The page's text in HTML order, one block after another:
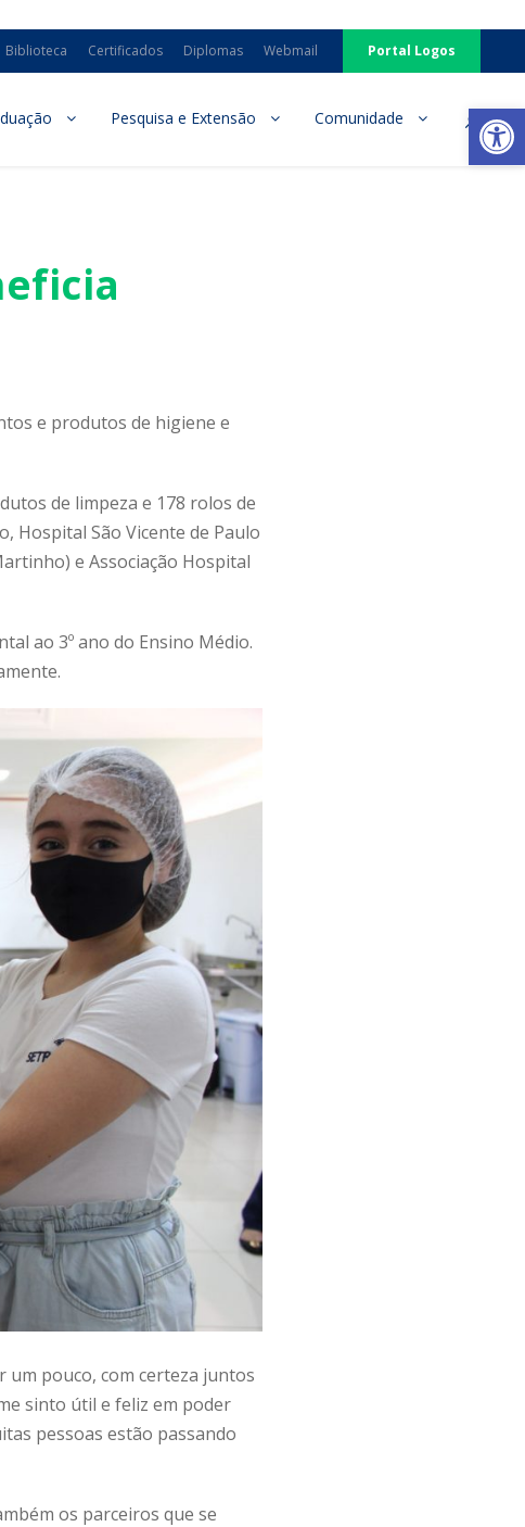
Biblioteca Certificados Diplomas Webmail Portal Logos
Pesquisa e Extensão Comunidade
e produtos de higiene e
de limpeza e 178 rolos de
Hospital São Vicente de Paulo
e Associação Hospital
ao 3º ano do Ensino Médio.
um pouco, com certeza juntos
sinto útil e feliz em poder
pessoas estão passando
os parceiros que se